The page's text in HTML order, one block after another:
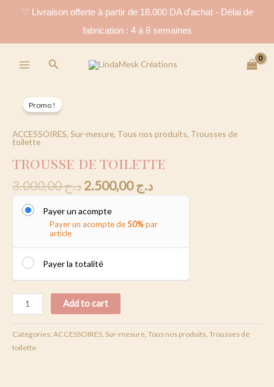
♡ Livraison offerte à partir de 18.000 DA d'achat - Délai de
fabrication : 4 à 8 semaines
Rechercher
Promo !
ACCESSOIRES, Sur-mesure, Tous nos produits, Trousses de
toilette
trousse de toilette
د.ج3.000,00 د.ج2.500,00
Payer un acompte
Payer un acompte de 50%par
article
Payer la totalité
quantity
Add to cart
Categories: ACCESSOIRES Sur-mesure Tous nos produits Trousses de
toilette